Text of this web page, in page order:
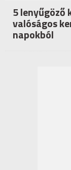
5 lenyűgöző
valóságos
napokból